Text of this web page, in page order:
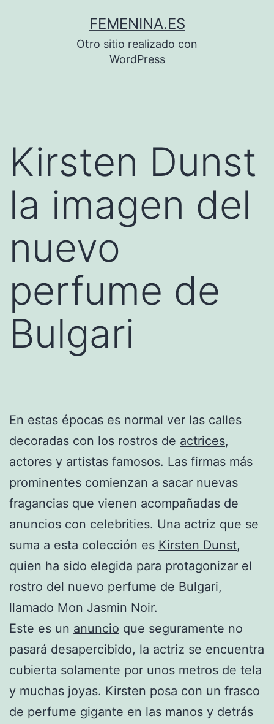
FEMENINA.ES
Otro sitio realizado con
WordPress
Kirsten Dunst
la imagen del
nuevo
perfume de
Bulgari
En estas épocas es normal ver las calles
decoradas con los rostros de actrices,
actores y artistas famosos. Las firmas más
prominentes comienzan a sacar nuevas
fragancias que vienen acompañadas de
anuncios con celebrities. Una actriz que se
suma a esta colección es Kirsten Dunst,
quien ha sido elegida para protagonizar el
rostro del nuevo perfume de Bulgari,
llamado Mon Jasmin Noir.
Este es un anuncio que seguramente no
pasará desapercibido, la actriz se encuentra
cubierta solamente por unos metros de tela
y muchas joyas. Kirsten posa con un frasco
de perfume gigante en las manos y detrás